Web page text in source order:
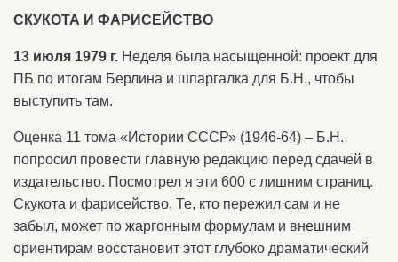
СКУКОТА И ФАРИСЕЙСТВО
13 июля 1979 г. Неделя была насыщенной: проект для
ПБ по итогам Берлина и шпаргалка для Б.Н., чтобы
выступить там.
Оценка 11 тома «Истории СССР» (1946-64) – Б.Н.
попросил провести главную редакцию перед сдачей в
издательство. Посмотрел я эти 600 с лишним страниц.
Скукота и фарисейство. Те, кто пережил сам и не
забыл, может по жаргонным формулам и внешним
ориентирам восстановит этот глубоко драматический